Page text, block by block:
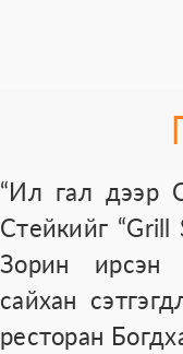
“Ил гал дээр
Стейкийг “Grill
Зорин ирсэн
сайхан
ресторан